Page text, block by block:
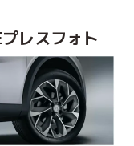
レスフォト